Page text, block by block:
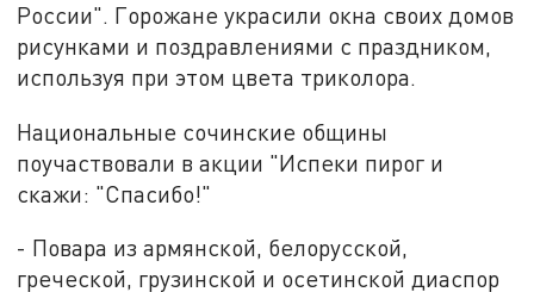
России". Горожане украсили окна своих домов
рисунками и поздравлениями с праздником,
используя при этом цвета триколора.
Национальные сочинские общины
поучаствовали в акции "Испеки пирог и
скажи: "Спасибо!"
- Повара из армянской, белорусской,
греческой, грузинской и осетинской диаспор